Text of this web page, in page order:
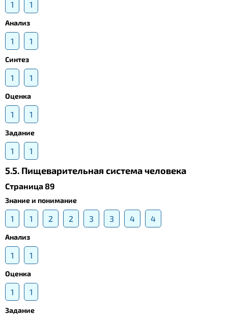
1 1
Анализ
1 1
Синтез
1 1
Оценка
1 1
Задание
1 1
5.5. Пищеварительная система человека
Страница 89
Знание и понимание
1 1 2 2 3 3 4 4
Анализ
1 1
Оценка
1 1
Задание